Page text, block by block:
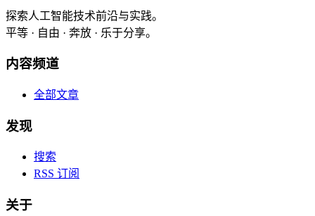
探索人工智能技术前沿与实践。
平等 · 自由 · 奔放 · 乐于分享。
内容频道
全部文章
发现
搜索
RSS 订阅
关于